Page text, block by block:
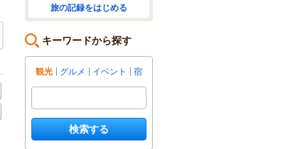
旅の記録をはじめる
キーワードから探す
観光 グルメ イベント 宿
検索する